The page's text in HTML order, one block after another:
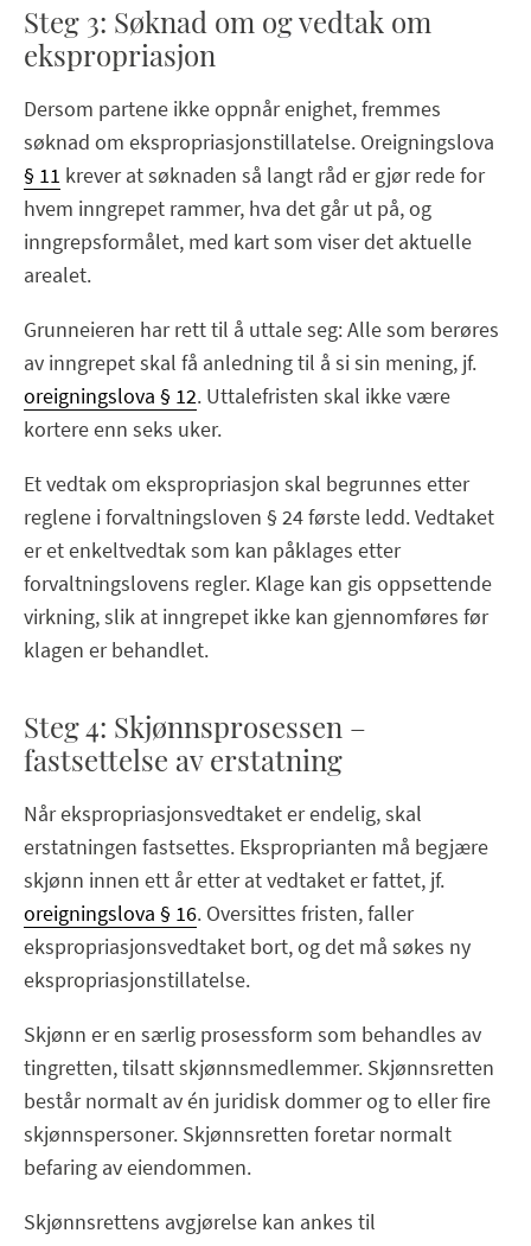
Steg 3: Søknad om og vedtak om
ekspropriasjon
Dersom partene ikke oppnår enighet, fremmes
søknad om ekspropriasjonstillatelse. Oreigningslova
§ 11 krever at søknaden så langt råd er gjør rede for
hvem inngrepet rammer, hva det går ut på, og
inngrepsformålet, med kart som viser det aktuelle
arealet.
Grunneieren har rett til å uttale seg: Alle som berøres
av inngrepet skal få anledning til å si sin mening, jf.
oreigningslova § 12. Uttalefristen skal ikke være
kortere enn seks uker.
Et vedtak om ekspropriasjon skal begrunnes etter
reglene i forvaltningsloven § 24 første ledd. Vedtaket
er et enkeltvedtak som kan påklages etter
forvaltningslovens regler. Klage kan gis oppsettende
virkning, slik at inngrepet ikke kan gjennomføres før
klagen er behandlet.
Steg 4: Skjønnsprosessen –
fastsettelse av erstatning
Når ekspropriasjonsvedtaket er endelig, skal
erstatningen fastsettes. Eksproprianten må begjære
skjønn innen ett år etter at vedtaket er fattet, jf.
oreigningslova § 16. Oversittes fristen, faller
ekspropriasjonsvedtaket bort, og det må søkes ny
ekspropriasjonstillatelse.
Skjønn er en særlig prosessform som behandles av
tingretten, tilsatt skjønnsmedlemmer. Skjønnsretten
består normalt av én juridisk dommer og to eller fire
skjønnspersoner. Skjønnsretten foretar normalt
befaring av eiendommen.
Skjønnsrettens avgjørelse kan ankes til